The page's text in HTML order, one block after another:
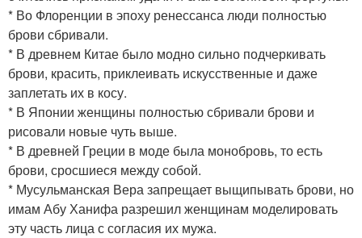
* Во Флоренции в эпоху ренессанса люди полностью
брови сбривали.
* В древнем Китае было модно сильно подчеркивать
брови, красить, приклеивать искусственные и даже
заплетать их в косу.
* В Японии женщины полностью сбривали брови и
рисовали новые чуть выше.
* В древней Греции в моде была монобровь, то есть
брови, сросшиеся между собой.
* Мусульманская Вера запрещает выщипывать брови, но
имам Абу Ханифа разрешил женщинам моделировать
эту часть лица с согласия их мужа.